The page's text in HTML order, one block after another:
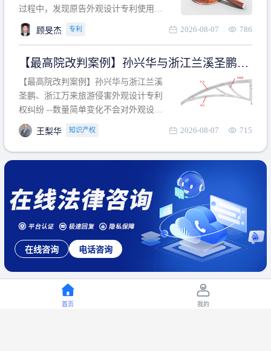
过程中，发现原告外观设计专利使用状
态参考图中的外观设计与被告涉案商品
的视觉效果存在显著区别。故就使用状
保护范围确定进行了研究，将办案体会
与研究过程记录如下： 简要结论： 笔者
提出使用状态参考图应以
顾旻杰 专利 2026-08-07 786
【最高院改判案例】孙兴华与浙江兰溪圣鹏、
浙江万来旅游侵害外观设计专利权纠纷
【最高院改判案例】孙兴华与浙江兰溪
圣鹏、浙江万来旅游侵害外观设计专利
权纠纷 --数量简单变化不会对外观设计
产生视觉影响，及现有设计抗辩与专利
无效再审改判可以执行回转 【承办律
师】 王梨华 浙江杭知桥律师事务所 【案
民再2
王梨华 知识产权 2026-08-07 715
在线咨询 电话咨询
首页 我的